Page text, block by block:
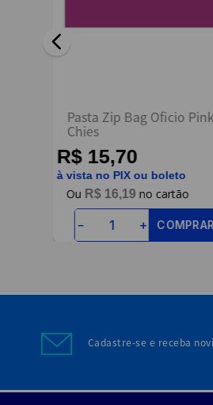
Pasta Zip Bag Oficio Pink
Chies
R$ 15,70
à vista no PIX ou boleto
R$ 16,19
＋
－ COMPRAR
Cadastre-se e receba